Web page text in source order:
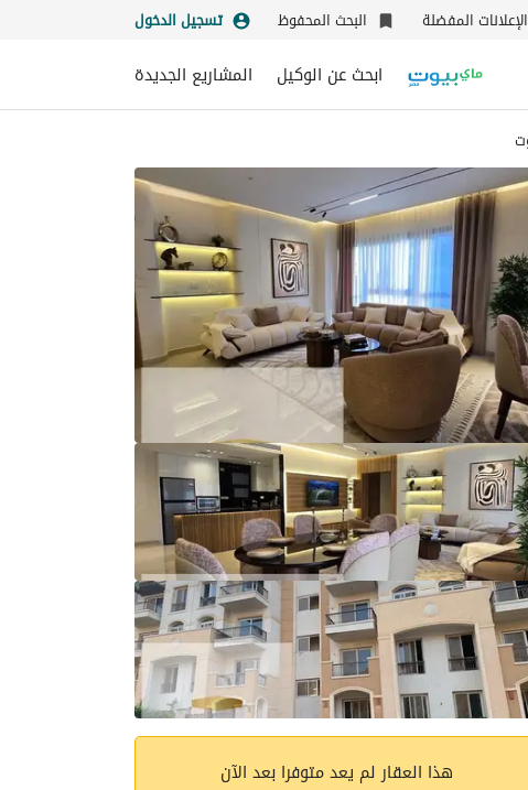
الإعلانات المفضلة البحث المحفوظ تسجيل الدخول
ابحث عن الوكيل المشاريع الجديدة
هذا العقار لم يعد متوفرا بعد الآن